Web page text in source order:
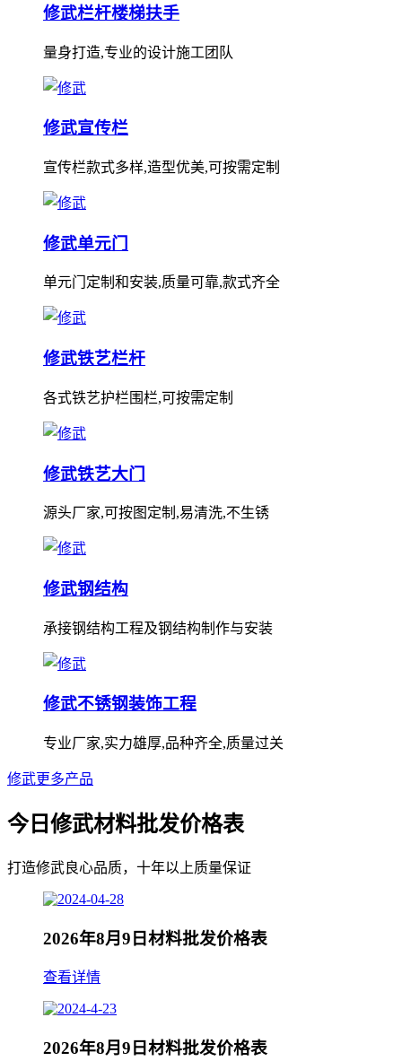
修武栏杆楼梯扶手
量身打造,专业的设计施工团队
修武宣传栏
宣传栏款式多样,造型优美,可按需定制
修武单元门
单元门定制和安装,质量可靠,款式齐全
修武铁艺栏杆
各式铁艺护栏围栏,可按需定制
修武铁艺大门
源头厂家,可按图定制,易清洗,不生锈
修武钢结构
承接钢结构工程及钢结构制作与安装
修武不锈钢装饰工程
专业厂家,实力雄厚,品种齐全,质量过关
修武更多产品
今日修武材料批发价格表
打造修武良心品质，十年以上质量保证
2026年8月9日材料批发价格表
查看详情
2026年8月9日材料批发价格表